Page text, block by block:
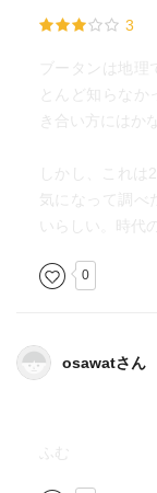
3
ブータンは地
とんど知らなか
き合い方にはか
しかし、これは
気になって調べ
いらしい。時代
0
osawatさん